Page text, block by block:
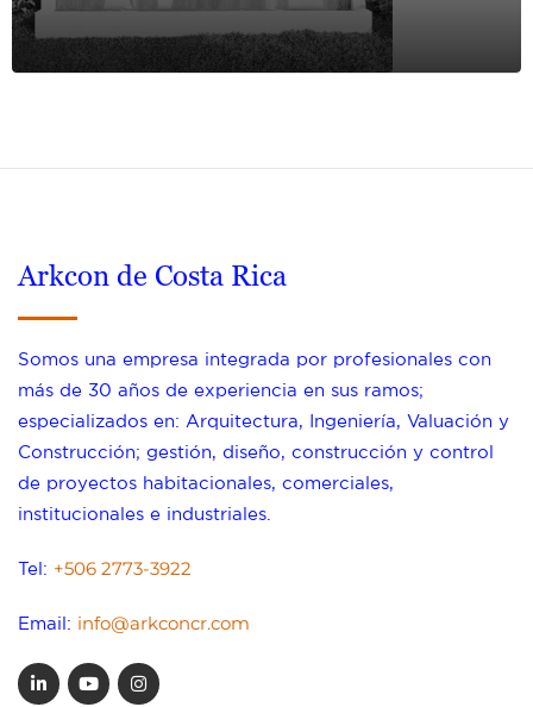
Arkcon de Costa Rica
Somos una empresa integrada por profesionales con
más de 30 años de experiencia en sus ramos;
especializados en: Arquitectura, Ingeniería, Valuación y
Construcción; gestión, diseño, construcción y control
de proyectos habitacionales, comerciales,
institucionales e industriales.
Tel: +506 2773-3922
Email: info@arkconcr.com